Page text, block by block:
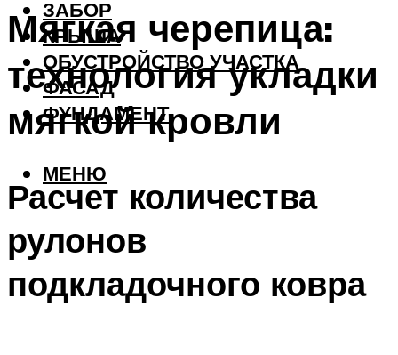
ЗАБОР
КРЫША
ОБУСТРОЙСТВО УЧАСТКА
ФАСАД
ФУНДАМЕНТ
МЕНЮ
Мягкая черепица:
технология укладки
мягкой кровли
Расчет количества
рулонов
подкладочного ковра